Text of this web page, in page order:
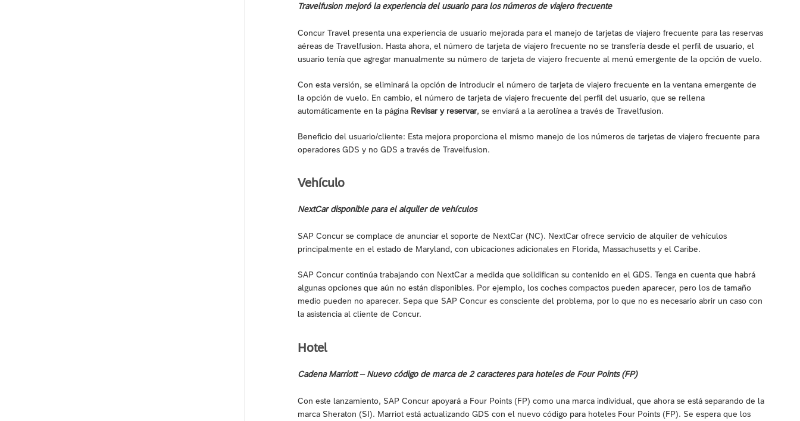
Travelfusion mejoró la experiencia del usuario para los números de viajero frecuente
Concur Travel presenta una experiencia de usuario mejorada para el manejo de tarjetas de viajero frecuente para las reservas
aéreas de Travelfusion. Hasta ahora, el número de tarjeta de viajero frecuente no se transfería desde el perfil de usuario, el
usuario tenía que agregar manualmente su número de tarjeta de viajero frecuente al menú emergente de la opción de vuelo.
Con esta versión, se eliminará la opción de introducir el número de tarjeta de viajero frecuente en la ventana emergente de
la opción de vuelo. En cambio, el número de tarjeta de viajero frecuente del perfil del usuario, que se rellena
automáticamente en la página Revisar y reservar, se enviará a la aerolínea a través de Travelfusion.
Beneficio del usuario/cliente: Esta mejora proporciona el mismo manejo de los números de tarjetas de viajero frecuente para
operadores GDS y no GDS a través de Travelfusion.
Vehículo
NextCar disponible para el alquiler de vehículos
SAP Concur se complace de anunciar el soporte de NextCar (NC). NextCar ofrece servicio de alquiler de vehículos
principalmente en el estado de Maryland, con ubicaciones adicionales en Florida, Massachusetts y el Caribe.
SAP Concur continúa trabajando con NextCar a medida que solidifican su contenido en el GDS. Tenga en cuenta que habrá
algunas opciones que aún no están disponibles. Por ejemplo, los coches compactos pueden aparecer, pero los de tamaño
medio pueden no aparecer. Sepa que SAP Concur es consciente del problema, por lo que no es necesario abrir un caso con
la asistencia al cliente de Concur.
Hotel
Cadena Marriott – Nuevo código de marca de 2 caracteres para hoteles de Four Points (FP)
Con este lanzamiento, SAP Concur apoyará a Four Points (FP) como una marca individual, que ahora se está separando de la
marca Sheraton (SI). Marriot está actualizando GDS con el nuevo código para hoteles Four Points (FP). Se espera que los